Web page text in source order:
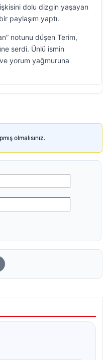
dolu dizgin yaşayan
paylaşım yaptı.
notunu düşen Terim,
serdi. Ünlü ismin
yorum yağmuruna
olmalısınız.